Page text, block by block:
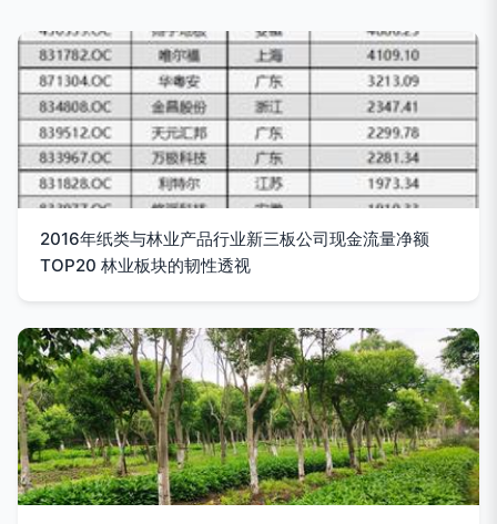
2016年纸类与林业产品行业新三板公司现金流量净额
TOP20 林业板块的韧性透视